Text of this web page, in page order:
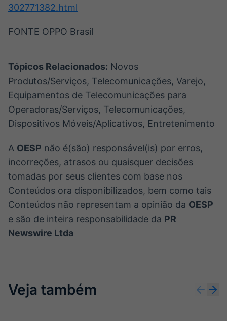
302771382.html
FONTE OPPO Brasil
Tópicos Relacionados: Novos
Produtos/Serviços, Telecomunicações, Varejo,
Equipamentos de Telecomunicações para
Operadoras/Serviços, Telecomunicações,
Dispositivos Móveis/Aplicativos, Entretenimento
A OESP não é(são) responsável(is) por erros,
incorreções, atrasos ou quaisquer decisões
tomadas por seus clientes com base nos
Conteúdos ora disponibilizados, bem como tais
Conteúdos não representam a opinião da OESP
e são de inteira responsabilidade da PR
Newswire Ltda
Veja também